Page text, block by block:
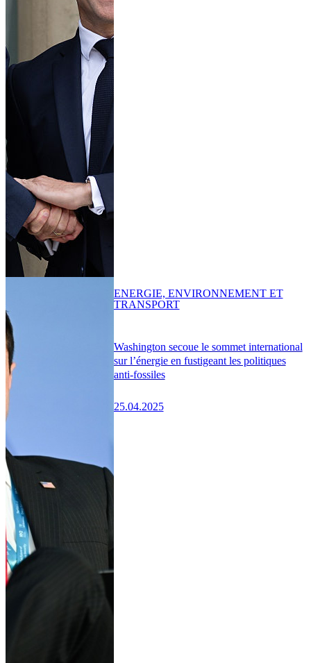
Washington secoue le sommet international
sur l’énergie en fustigeant les politiques
anti-fossiles
25.04.2025
ENERGIE, ENVIRONNEMENT ET
TRANSPORT